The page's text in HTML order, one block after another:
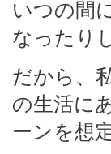
いつの間
なったり
だから、
の生活に
ーンを想